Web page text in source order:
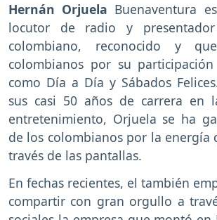
Hernán Orjuela Buenaventura
locutor de radio y
colombiano, reconocido y
colombianos por su
como Día a Día y Sábados
sus casi 50 años de carrera en
entretenimiento, Orjuela se ha
de los colombianos por la energía
través de las pantallas.
En fechas recientes, el también
compartir con gran orgullo a